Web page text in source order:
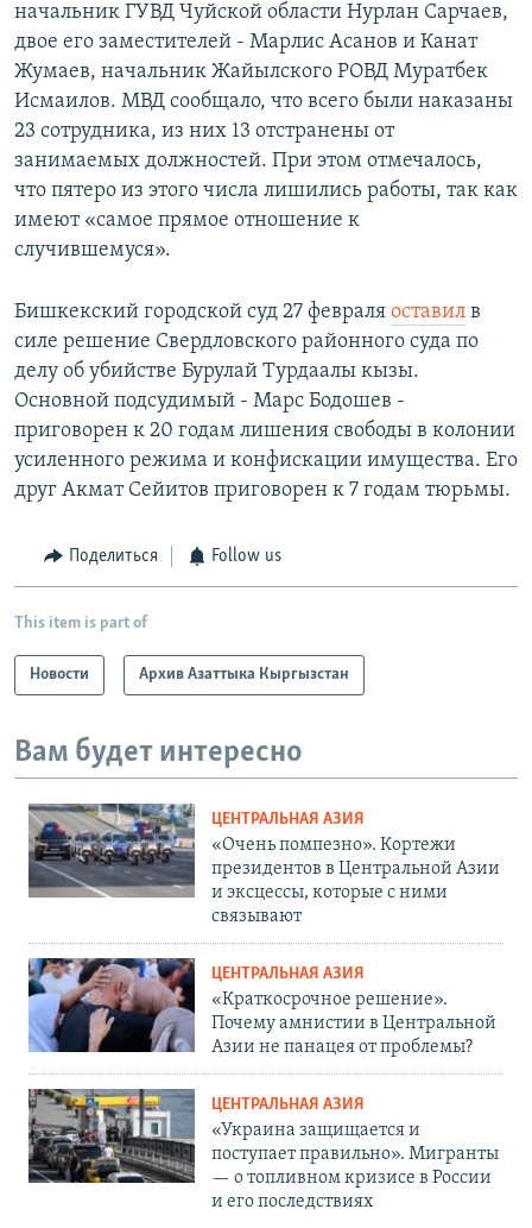
начальник ГУВД Чуйской области Нурлан Сарчаев,
двое его заместителей - Марлис Асанов и Канат
Жумаев, начальник Жайылского РОВД Муратбек
Исмаилов. МВД сообщало, что всего были наказаны
23 сотрудника, из них 13 отстранены от
занимаемых должностей. При этом отмечалось,
что пятеро из этого числа лишились работы, так как
имеют «самое прямое отношение к
случившемуся».
Бишкекский городской суд 27 февраля оставил в
силе решение Свердловского районного суда по
делу об убийстве Бурулай Турдаалы кызы.
Основной подсудимый - Марс Бодошев -
приговорен к 20 годам лишения свободы в колонии
усиленного режима и конфискации имущества. Его
друг Акмат Сейитов приговорен к 7 годам тюрьмы.
Поделиться Follow us
This item is part of
Новости Архив Азаттыка Кыргызстан
Вам будет интересно
ЦЕНТРАЛЬНАЯ АЗИЯ
«Очень помпезно». Кортежи
президентов в Центральной Азии
и эксцессы, которые с ними
связывают
ЦЕНТРАЛЬНАЯ АЗИЯ
«Краткосрочное решение».
Почему амнистии в Центральной
Азии не панацея от проблемы?
ЦЕНТРАЛЬНАЯ АЗИЯ
«Украина защищается и
поступает правильно». Мигранты
— о топливном кризисе в России
и его последствиях